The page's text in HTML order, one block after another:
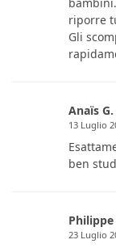
riporre
Gli
Anaïs G.
13 Luglio
ben
Philippe
23 Luglio